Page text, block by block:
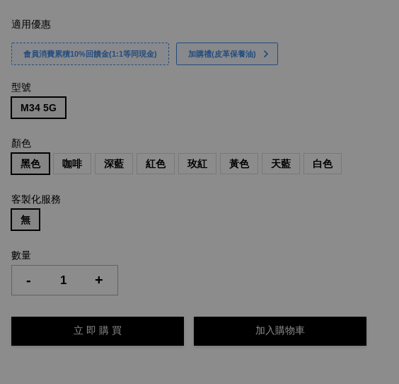
適用優惠
會員消費累積10%回饋金(1:1等同現金) 加購禮(皮革保養油)
型號
M34 5G
顏色
黑色
咖啡 深藍 紅色 玫紅 黃色 天藍 白色
客製化服務
無
數量
- +
立 即 購 買 加入購物車